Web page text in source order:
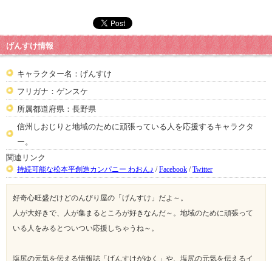
げんすけ情報
キャラクター名：げんすけ
フリガナ：ゲンスケ
所属都道府県：長野県
信州しおじりと地域のために頑張っている人を応援するキャラクタ
ー。
関連リンク
持続可能な松本平創造カンパニー わおん♪ /Facebook /Twitter
好奇心旺盛だけどのんびり屋の「げんすけ」だよ～。
人が大好きで、人が集まるところが好きなんだ～。地域のために頑張って
いる人をみるとついつい応援しちゃうね～。
塩尻の元気を伝える情報誌「げんすけがゆく」や、塩尻の元気を伝えるイ